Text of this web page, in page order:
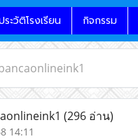
ระวัติโรงเรียน กิจกรรม
(296 อ่าน)
14:11